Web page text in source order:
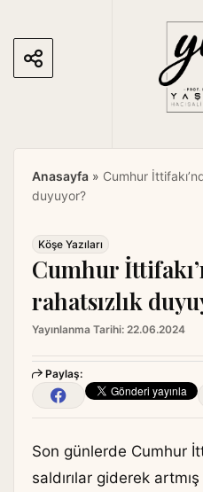
Anasayfa » Cumhur
duyuyor?
Köşe Yazıları
Cumhur
rahatsızlık
Yayınlanma Tarihi: 22.06.2024
Paylaş:
Son günlerde Cumhur
saldırılar giderek